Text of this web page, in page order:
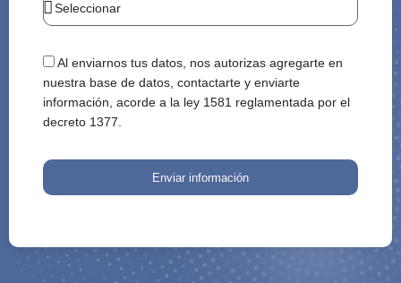
Al enviarnos tus datos, nos autorizas agregarte en
nuestra base de datos, contactarte y enviarte
información, acorde a la ley 1581 reglamentada por el
decreto 1377.
Enviar información